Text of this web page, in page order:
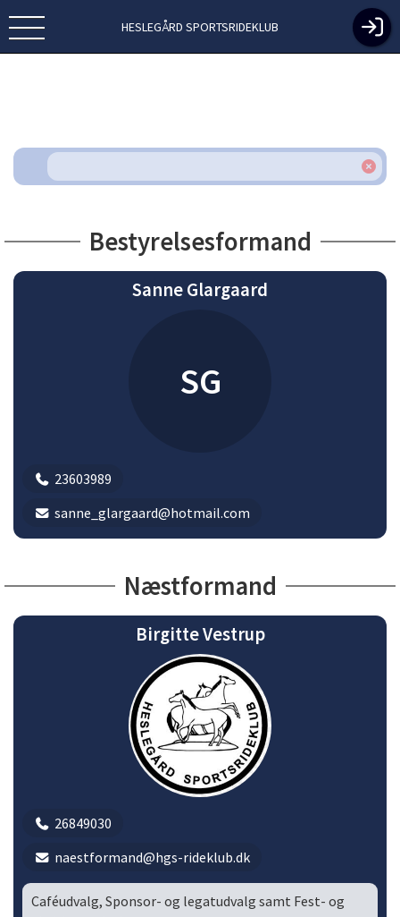
HESLEGÅRD SPORTSRIDEKLUB
Bestyrelsesformand
Sanne Glargaard
SG
23603989
sanne_glargaard@hotmail.com
Næstformand
Birgitte Vestrup
26849030
naestformand@hgs-rideklub.dk
Caféudvalg, Sponsor- og legatudvalg samt Fest- og